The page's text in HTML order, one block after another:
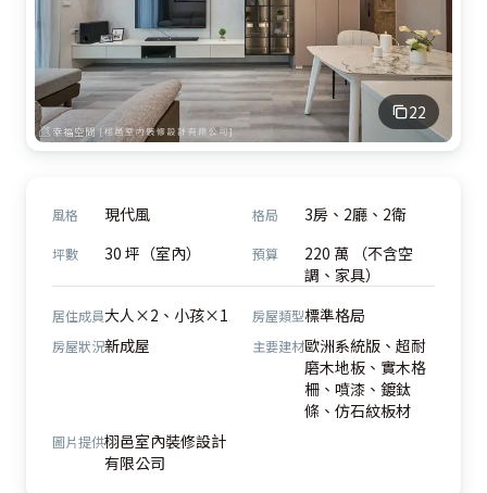
22
風格 現代風 格局 3房、2廳、2衛
坪數 30 坪（室內） 預算
220 萬 （不含空
調、家具）
居住成員大人×2、小孩×1 房屋類型標準格局
房屋狀況新成屋 主要建材歐洲系統版、超耐
磨木地板、實木格
柵、噴漆、鍍鈦
條、仿石紋板材
圖片提供栩邑室內裝修設計
有限公司